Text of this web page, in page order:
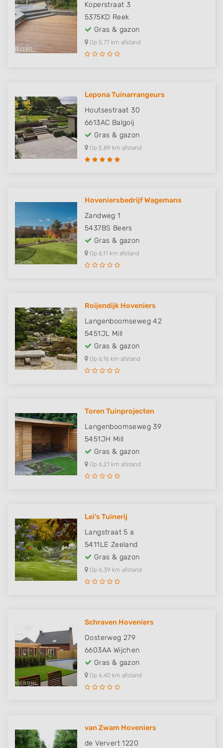
Koperstraat 3
5375KD Reek
Gras & gazon
Op 5,77 km afstand
Lepona Tuinarrangeurs
Houtsestraat 30
6613AC Balgoij
Gras & gazon
Op 5,89 km afstand
Hoveniersbedrijf Wagemans
Zandweg 1
5437BS Beers
Gras & gazon
Op 6,11 km afstand
Roijendijk Hoveniers
Langenboomseweg 42
5451JL Mill
Gras & gazon
Op 6,16 km afstand
Toren Tuinprojecten
Langenboomseweg 39
5451JH Mill
Gras & gazon
Op 6,21 km afstand
Lei's Tuinerij
Langstraat 5 a
5411LE Zeeland
Gras & gazon
Op 6,39 km afstand
Schraven Hoveniers
Oosterweg 279
6603AA Wijchen
Gras & gazon
Op 6,40 km afstand
van Zwam Hoveniers
de Ververt 1220